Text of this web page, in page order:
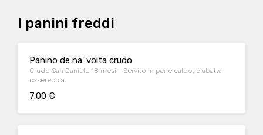
I panini freddi
Panino de na' volta crudo
Crudo San Daniele 18 mesi - Servito in pane caldo, ciabatta
casereccia
7.00 €